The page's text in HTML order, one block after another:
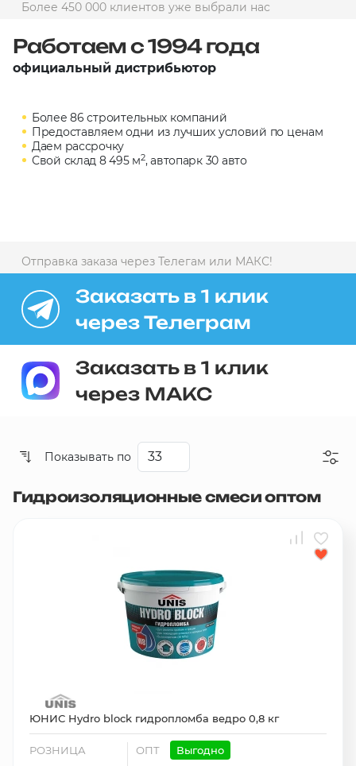
Минимальный заказ
+7(495) 988-86-47
Max
Телеграм
Более 450 000 клиентов уже выбрали нас
Работаем с 1994 года
официальный дистрибьютор
Более 86 строительных компаний
Предоставляем одни из лучших условий по ценам
Даем рассрочку
Свой склад 8 495 м2, автопарк 30 авто
Отправка заказа через Телегам или МАКС!
Заказать в 1 клик
через Телеграм
Заказать в 1 клик
через МАКС
Со скидкой
Показывать по
Гидроизоляционные смеси оптом
ЮНИС Hydro block гидропломба ведро 0,8 кг
РОЗНИЦА ОПТ Выгодно